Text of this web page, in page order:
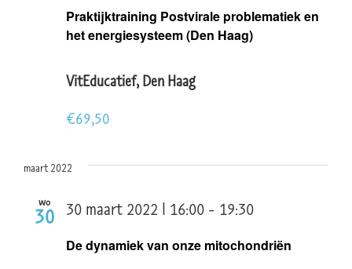
Praktijktraining Postvirale problematiek en
het energiesysteem (Den Haag)
VitEducatief, Den Haag
€69,50
maart 2022
wo
30
De dynamiek van onze mitochondriën
30 maart 2022 | 16:00 - 19:30